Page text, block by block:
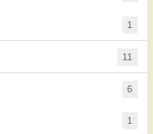
1
11
6
1